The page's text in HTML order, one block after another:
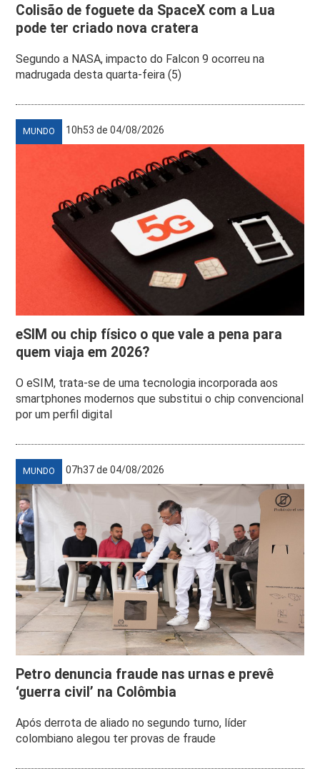
Colisão de foguete da SpaceX com a Lua
pode ter criado nova cratera
Segundo a NASA, impacto do Falcon 9 ocorreu na
madrugada desta quarta-feira (5)
MUNDO 10h53 de 04/08/2026
eSIM ou chip físico o que vale a pena para
quem viaja em 2026?
O eSIM, trata-se de uma tecnologia incorporada aos
smartphones modernos que substitui o chip convencional
por um perfil digital
MUNDO 07h37 de 04/08/2026
Petro denuncia fraude nas urnas e prevê
‘guerra civil’ na Colômbia
Após derrota de aliado no segundo turno, líder
colombiano alegou ter provas de fraude